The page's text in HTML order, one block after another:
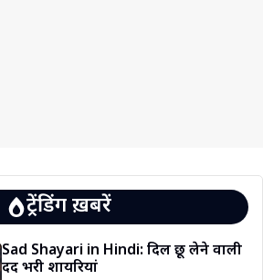
ट्रेंडिंग ख़बरें
Sad Shayari in Hindi: दिल छू लेने वाली
दर्द भरी शायरियां